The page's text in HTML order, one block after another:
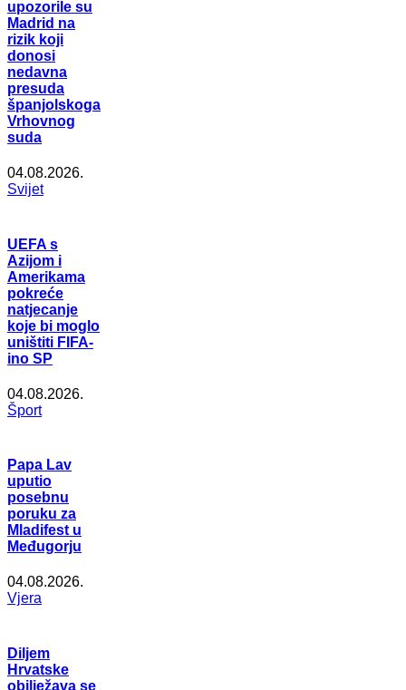
upozorile su
Madrid na
rizik koji
donosi
nedavna
presuda
španjolskoga
Vrhovnog
suda
04.08.2026.
Svijet
UEFA s
Azijom i
Amerikama
pokreće
natjecanje
koje bi moglo
uništiti FIFA-
ino SP
04.08.2026.
Šport
Papa Lav
uputio
posebnu
poruku za
Mladifest u
Međugorju
04.08.2026.
Vjera
Diljem
Hrvatske
obilježava se